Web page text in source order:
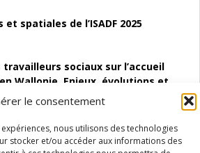
le consentement
nous utilisons des technologies
stocker et/ou accéder aux informations des
spatiales de l’ISADF 2025
sociaux sur l’accueil
Wallonie. Enjeux, évolutions et
des Structures